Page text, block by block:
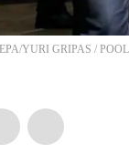
YURI GRIPAS / POOL